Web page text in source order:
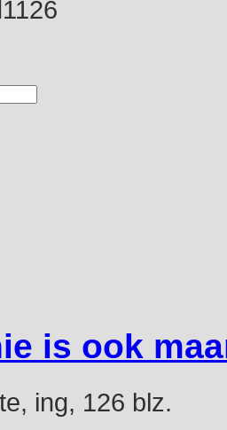
is ook
ing, 126 blz.